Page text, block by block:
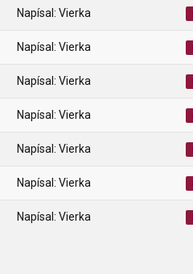
Napísal: Vierka
Napísal: Vierka
Napísal: Vierka
Napísal: Vierka
Napísal: Vierka
Napísal: Vierka
Napísal: Vierka